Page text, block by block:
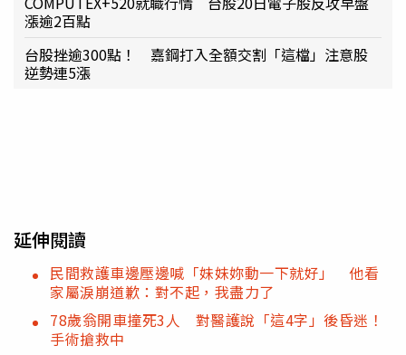
漲逾2百點
台股挫逾300點！ 嘉鋼打入全額交割「這檔」注意股
逆勢連5漲
延伸閱讀
民間救護車邊壓邊喊「妹妹妳動一下就好」 他看
家屬淚崩道歉：對不起，我盡力了
78歲翁開車撞死3人 對醫護說「這4字」後昏迷！
手術搶救中